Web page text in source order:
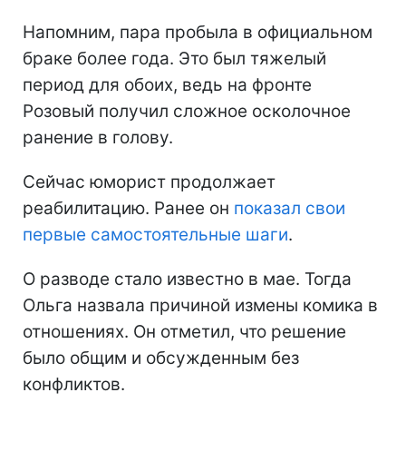
Напомним, пара пробыла в официальном
браке более года. Это был тяжелый
период для обоих, ведь на фронте
Розовый получил сложное осколочное
ранение в голову.
Сейчас юморист продолжает
реабилитацию. Ранее он показал свои
первые самостоятельные шаги.
О разводе стало известно в мае. Тогда
Ольга назвала причиной измены комика в
отношениях. Он отметил, что решение
было общим и обсужденным без
конфликтов.